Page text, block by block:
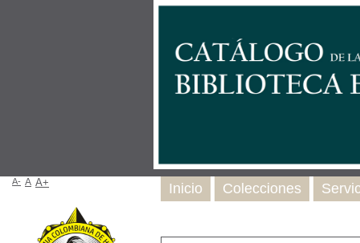
Inicio Colecciones
A- A A+